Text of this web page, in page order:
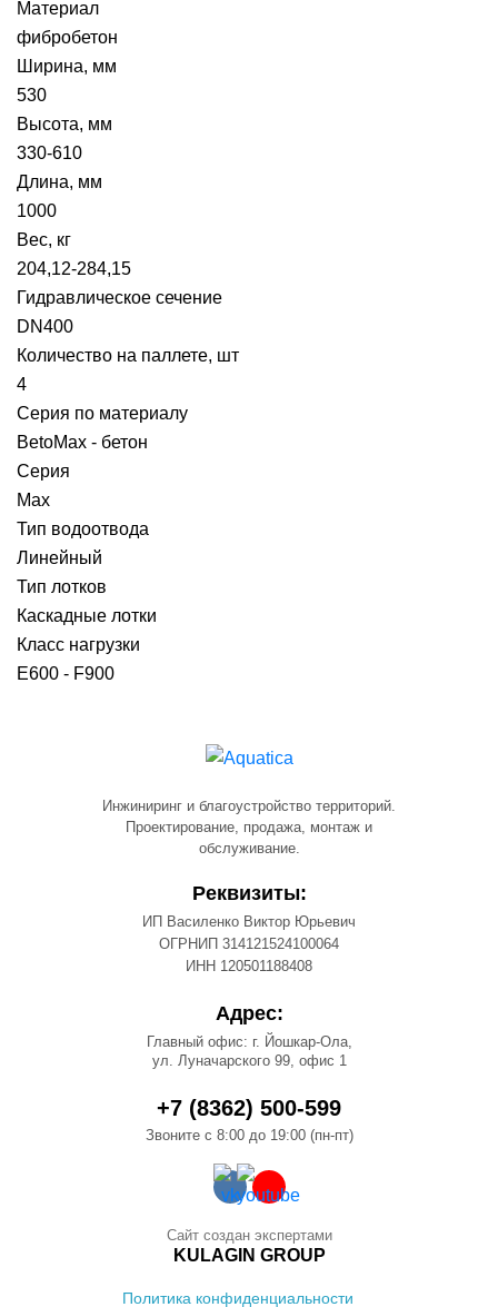
Материал
фибробетон
Ширина, мм
530
Высота, мм
330-610
Длина, мм
1000
Вес, кг
204,12-284,15
Гидравлическое сечение
DN400
Количество на паллете, шт
4
Серия по материалу
BetoMax - бетон
Серия
Max
Тип водоотвода
Линейный
Тип лотков
Каскадные лотки
Класс нагрузки
E600 - F900
Инжиниринг и благоустройство территорий.
Проектирование, продажа, монтаж и
обслуживание.
Реквизиты:
ИП Василенко Виктор Юрьевич
ОГРНИП 314121524100064
ИНН 120501188408
Адрес:
Главный офис: г. Йошкар-Ола,
ул. Луначарского 99, офис 1
+7 (8362) 500-599
Звоните с 8:00 до 19:00 (пн-пт)
Политика конфиденциальности
Сайт создан экспертами
KULAGIN GROUP